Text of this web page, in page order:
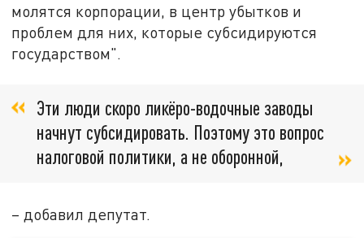
молятся корпорации, в центр убытков и
проблем для них, которые субсидируются
государством".
Эти люди скоро ликёро-водочные заводы
начнут субсидировать. Поэтому это вопрос
налоговой политики, а не оборонной,
– добавил депутат.